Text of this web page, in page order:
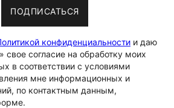
ПОДПИСАТЬСЯ
конфиденциальности и даю
согласие на обработку моих
в соответствии с условиями
мне информационных и
по контактным данным,